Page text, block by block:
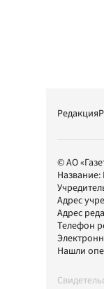
Редакция
© АО
Название:
Адрес
Адрес
Телефон
Нашли